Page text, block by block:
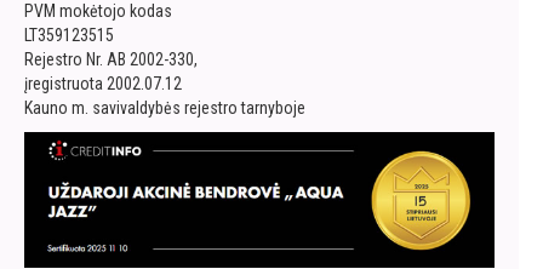
PVM mokėtojo kodas
LT359123515
Rejestro Nr. AB 2002-330,
įregistruota 2002.07.12
Kauno m. savivaldybės rejestro tarnyboje